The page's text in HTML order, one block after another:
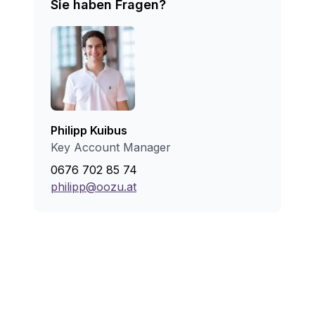
Sie haben Fragen?
Philipp Kuibus
Key Account Manager
0676 702 85 74
philipp@oozu.at